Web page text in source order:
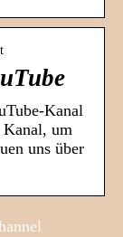
Kanal
um
uns über